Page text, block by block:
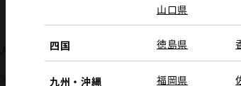
山口県
四国 徳島県
九州・沖縄 福岡県
人情報の取扱いについて TOYOTAアカウント利用規約 反社
ALL RIGHTS RESERVED.